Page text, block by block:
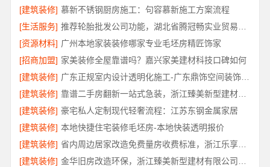
[建筑装修] 慕新不锈钢厨房施工：句容慕新施工方案流程
[生活服务]
[资源材料] 广州本地家装装修哪家专业毛坯房精匠饰家
[招商加盟] 家美装修全屋靠谱吗？嘉兴家美建材科技口碑如何
[建筑装修]
广东正规室内设计透明化施工-广东鼎饰空间装饰工程有限公司
[建筑装修]
靠谱二手房翻新一站式急装，浙江臻美新型建材有限公司快交付
[建筑装修] 豪宅私人定制现代轻奢流程：江苏东钢金属家居
[建筑装修] 本地快捷住宅装修毛坯房-本地快装透明报价
[建筑装修]
省内周边居家改造免费量房收费标准，浙江乐享新材料有限公司
[建筑装修]